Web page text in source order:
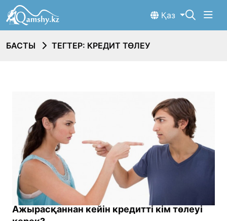
Қаз
БАСТЫ ТЕГТЕР: КРЕДИТ ТӨЛЕУ
Ажырасқаннан кейін кредитті кім төлеуі